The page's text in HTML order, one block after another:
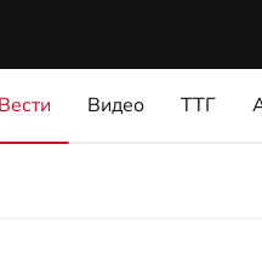
Вести Видео ТТГ